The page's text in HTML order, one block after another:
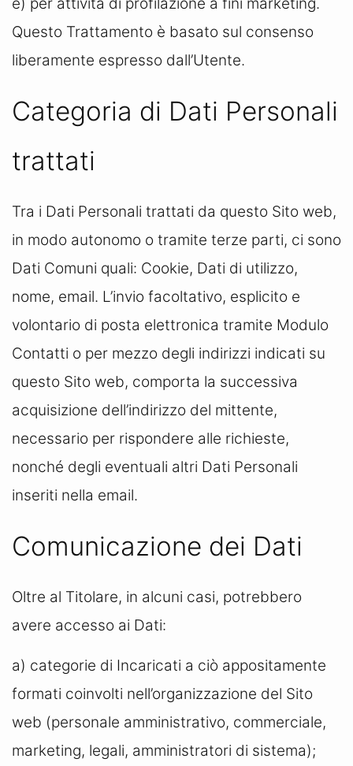
e) per attività di profilazione a fini marketing.
Questo Trattamento è basato sul consenso
liberamente espresso dall’Utente.
Categoria di Dati Personali
trattati
Tra i Dati Personali trattati da questo Sito web,
in modo autonomo o tramite terze parti, ci sono
Dati Comuni quali: Cookie, Dati di utilizzo,
nome, email. L’invio facoltativo, esplicito e
volontario di posta elettronica tramite Modulo
Contatti o per mezzo degli indirizzi indicati su
questo Sito web, comporta la successiva
acquisizione dell’indirizzo del mittente,
necessario per rispondere alle richieste,
nonché degli eventuali altri Dati Personali
inseriti nella email.
Comunicazione dei Dati
Oltre al Titolare, in alcuni casi, potrebbero
avere accesso ai Dati:
a) categorie di Incaricati a ciò appositamente
formati coinvolti nell’organizzazione del Sito
web (personale amministrativo, commerciale,
marketing, legali, amministratori di sistema);